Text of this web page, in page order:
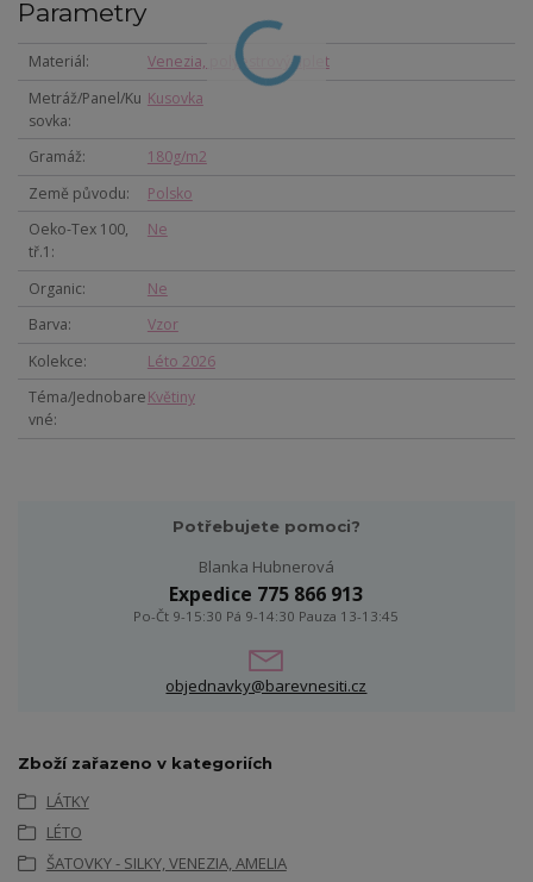
Parametry
Materiál
Venezia, polyestrový úplet
Metráž/Panel/Ku
sovka
Kusovka
Gramáž
180g/m2
Země původu
Polsko
Oeko-Tex 100,
tř.1
Ne
Organic
Ne
Barva
Vzor
Kolekce
Léto 2026
Téma/Jednobare
vné
Květiny
Potřebujete pomoci?
Blanka Hubnerová
Expedice 775 866 913
Po-Čt 9-15:30 Pá 9-14:30 Pauza 13-13:45
objednavky@barevnesiti.cz
Zboží zařazeno v kategoriích
LÁTKY
LÉTO
ŠATOVKY - SILKY, VENEZIA, AMELIA